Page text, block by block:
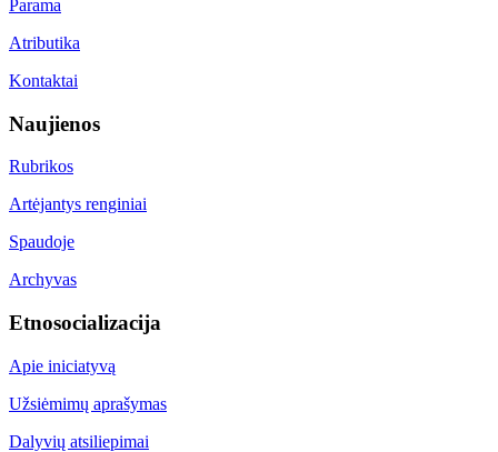
Parama
Atributika
Kontaktai
Naujienos
Rubrikos
Artėjantys renginiai
Spaudoje
Archyvas
Etnosocializacija
Apie iniciatyvą
Užsiėmimų aprašymas
Dalyvių atsiliepimai